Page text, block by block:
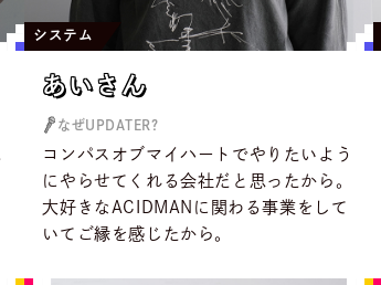
システム
あいさん
あいさん
なぜUPDATER?
コンパスオブマイハートでやりたいよう
にやらせてくれる会社だと思ったから。
大好きなACIDMANに関わる事業をして
いてご縁を感じたから。